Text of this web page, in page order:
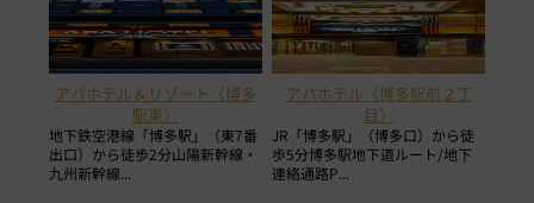
アパホテル＆リゾート〈博多
駅東〉
地下鉄空港線「博多駅」（東7番
出口）から徒歩2分山陽新幹線・
九州新幹線...
アパホテル〈博多駅前２丁
目〉
JR「博多駅」（博多口）から徒
歩5分博多駅地下道ルート/地下
連絡通路P...